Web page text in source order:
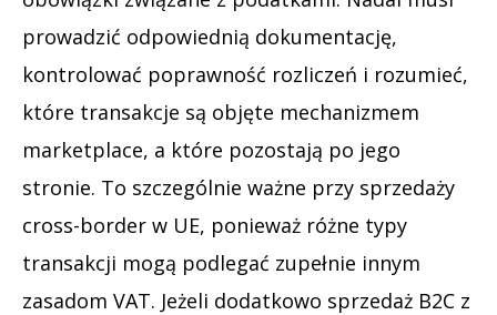
prowadzić odpowiednią dokumentację,
kontrolować poprawność rozliczeń i rozumieć,
które transakcje są objęte mechanizmem
marketplace, a które pozostają po jego
stronie. To szczególnie ważne przy sprzedaży
cross-border w UE, ponieważ różne typy
transakcji mogą podlegać zupełnie innym
zasadom VAT. Jeżeli dodatkowo sprzedaż B2C z